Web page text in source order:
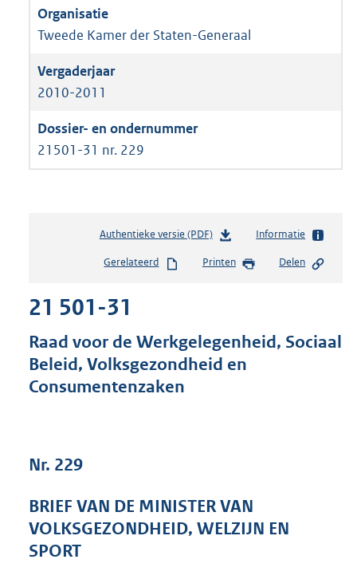
Tweede Kamer der Staten-Generaal
2010-2011
21501-31 nr. 229
Authentieke versie (PDF)b
s
s
g
5
K
Informatie
Gerelateerd Printen Delen
21 501-31
Raad voor de Werkgelegenheid, Sociaal
Beleid, Volksgezondheid en
Consumentenzaken
Nr. 229
BRIEF VAN DE MINISTER VAN
VOLKSGEZONDHEID, WELZIJN EN
SPORT